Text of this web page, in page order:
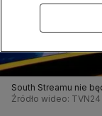
South Streamu nie
Źródło wideo: